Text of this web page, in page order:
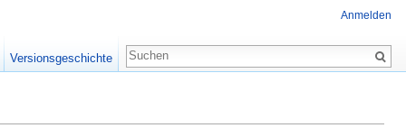
Anmelden
Versionsgeschichte